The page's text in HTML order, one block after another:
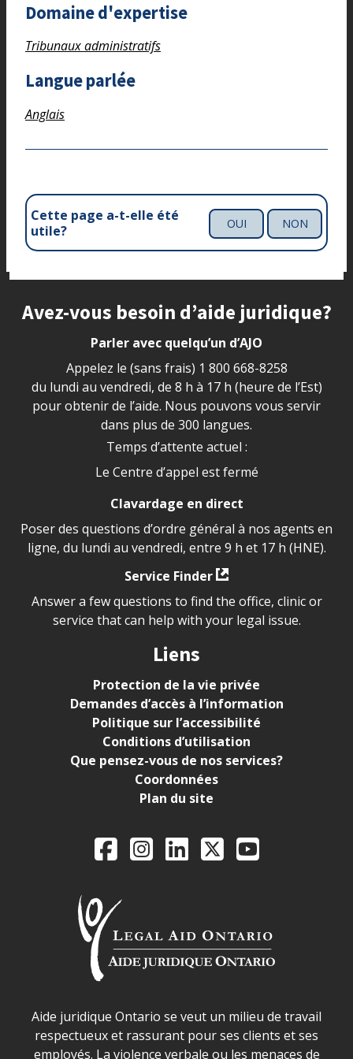
Domaine d'expertise
Tribunaux administratifs
Langue parlée
Anglais
Cette page a-t-elle été
utile?
OUI NON
Site footer
Avez-vous besoin d’aide juridique?
Parler avec quelqu’un d’AJO
Appelez le (sans frais) 1 800 668-8258
du lundi au vendredi, de 8 h à 17 h (heure de l’Est)
pour obtenir de l’aide. Nous pouvons vous servir
dans plus de 300 langues.
Temps d’attente actuel :
Le Centre d’appel est fermé
Clavardage en direct
Poser des questions d’ordre général à nos agents en
ligne, du lundi au vendredi, entre 9 h et 17 h (HNE).
Service Finder
Answer a few questions to find the office, clinic or
service that can help with your legal issue.
Liens
Protection de la vie privée
Demandes d’accès à l’information
Politique sur l’accessibilité
Conditions d’utilisation
Que pensez-vous de nos services?
Coordonnées
Plan du site
Legal Aid Ontario
FacebookInstagram
LinkedIn
X YouTube
Déclaration sur la sécurité dans les locaux d'AJO.
Aide juridique Ontario se veut un milieu de travail
respectueux et rassurant pour ses clients et ses
employés. La violence verbale ou les menaces de